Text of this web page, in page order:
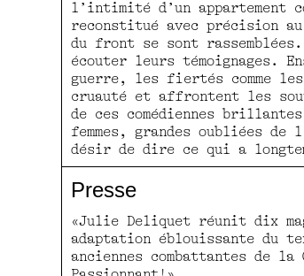
l’intimité d’un appartement
reconstitué avec précision au
du front se sont
écouter leurs témoignages.
guerre, les fiertés comme
cruauté et affrontent les
de ces comédiennes
femmes, grandes oubliées
désir de dire ce qui a
Presse
«Julie Deliquet réunit dix
adaptation éblouissante du
anciennes combattantes de